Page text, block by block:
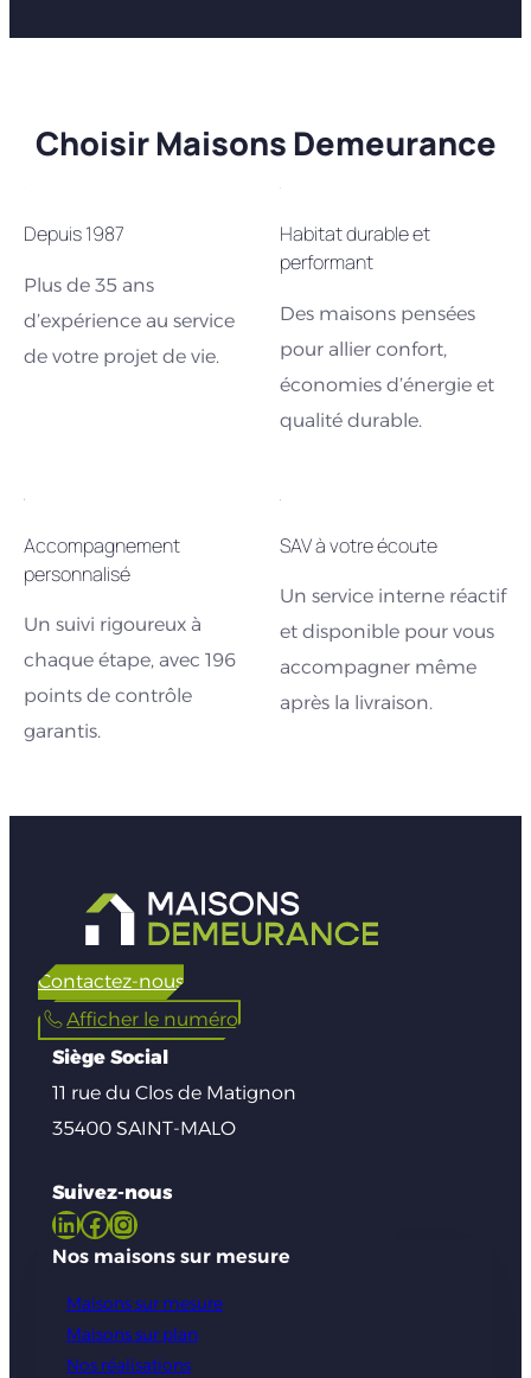
Choisir Maisons Demeurance
Depuis 1987
Plus de 35 ans
d’expérience au service
de votre projet de vie.
Habitat durable et
performant
Des maisons pensées
pour allier confort,
économies d’énergie et
qualité durable.
Accompagnement
personnalisé
Un suivi rigoureux à
chaque étape, avec 196
points de contrôle
garantis.
SAV à votre écoute
Un service interne réactif
et disponible pour vous
accompagner même
après la livraison.
Contactez-nous
Afficher le numéro
Siège Social
11 rue du Clos de Matignon
35400 SAINT-MALO
Suivez-nous
LinkedIn Facebook Instagram
Nos maisons sur mesure
Maisons sur mesure
Maisons sur plan
Nos réalisations